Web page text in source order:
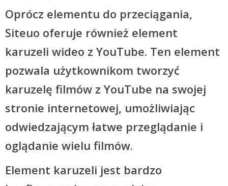
Oprócz elementu do przeciągania,
Siteuo oferuje również element
karuzeli wideo z YouTube. Ten element
pozwala użytkownikom tworzyć
karuzelę filmów z YouTube na swojej
stronie internetowej, umożliwiając
odwiedzającym łatwe przeglądanie i
oglądanie wielu filmów.
Element karuzeli jest bardzo